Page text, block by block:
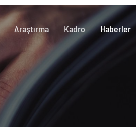
Araştırma Kadro Haberler